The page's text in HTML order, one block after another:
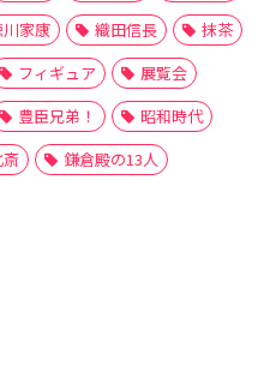
家康 織田信長
抹茶
フィギュア
展覧会
豊臣兄弟！
昭和時代
鎌倉殿の13人